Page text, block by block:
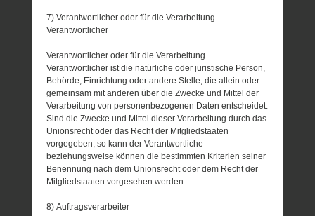
7) Verantwortlicher oder für die Verarbeitung
Verantwortlicher
Verantwortlicher oder für die Verarbeitung
Verantwortlicher ist die natürliche oder juristische Person,
Behörde, Einrichtung oder andere Stelle, die allein oder
gemeinsam mit anderen über die Zwecke und Mittel der
Verarbeitung von personenbezogenen Daten entscheidet.
Sind die Zwecke und Mittel dieser Verarbeitung durch das
Unionsrecht oder das Recht der Mitgliedstaaten
vorgegeben, so kann der Verantwortliche
beziehungsweise können die bestimmten Kriterien seiner
Benennung nach dem Unionsrecht oder dem Recht der
Mitgliedstaaten vorgesehen werden.
8) Auftragsverarbeiter